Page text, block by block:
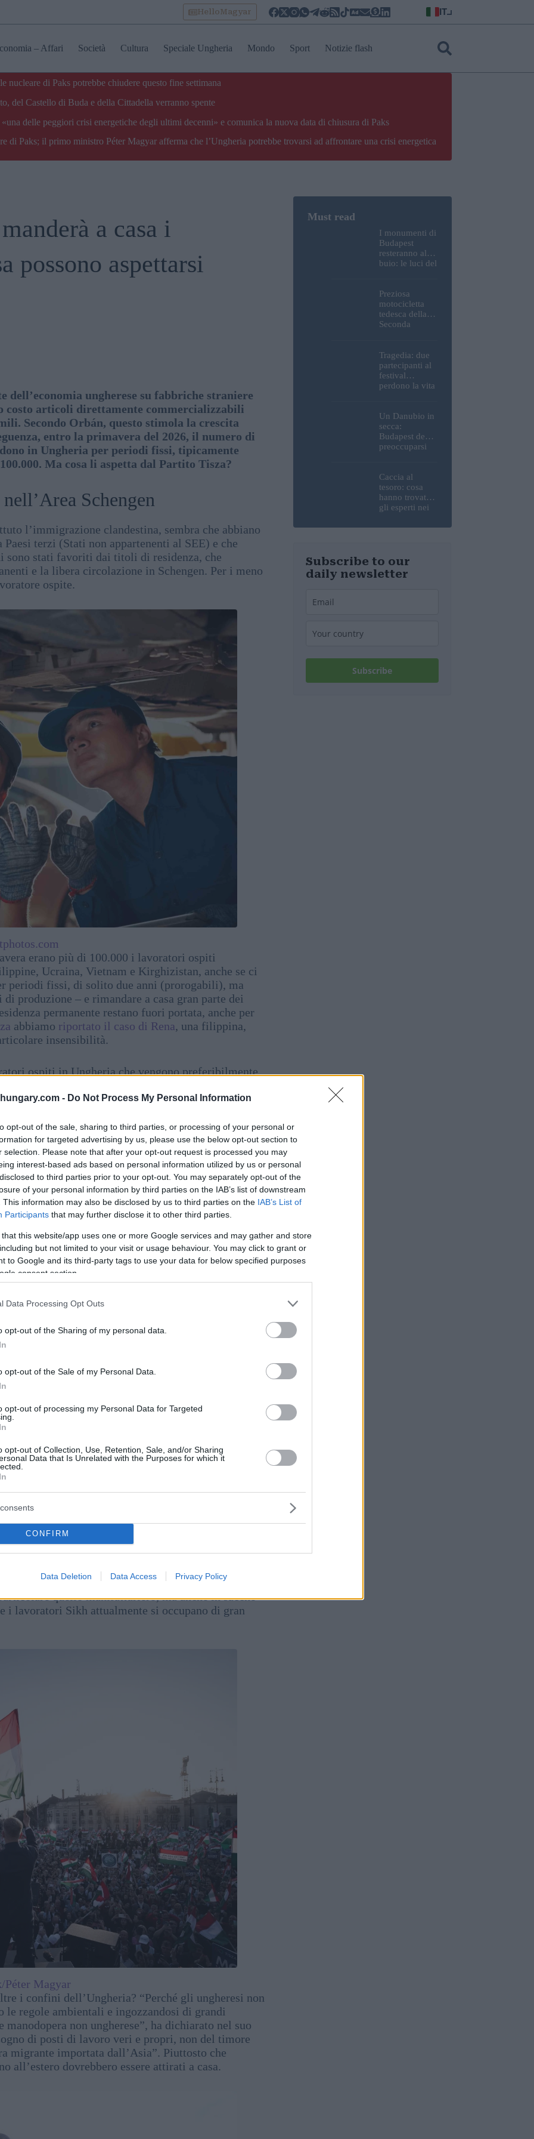
- Do Not Process My Personal Information
opt-out of the sale, sharing to third parties, or processing of your personal or
for targeted advertising by us, please use the below opt-out section to
selection. Please note that after your opt-out request is processed you may
interest-based ads based on personal information utilized by us or personal
to third parties prior to your opt-out. You may separately opt-out of the
of your personal information by third parties on the IAB’s list of downstream
This information may also be disclosed by us to third parties on the IAB’s List of
Participants that may further disclose it to other third parties.
that this website/app uses one or more Google services and may gather and store
but not limited to your visit or usage behaviour. You may click to grant or
to Google and its third-party tags to use your data for below specified purposes
consent section.
Data Processing Opt Outs
opt-out of the Sharing of my personal data.
opt-out of the Sale of my Personal Data.
opt-out of processing my Personal Data for Targeted
opt-out of Collection, Use, Retention, Sale, and/or Sharing
Data that Is Unrelated with the Purposes for which it
CONFIRM
Data Deletion Data Access Privacy Policy
HelloMagyar IT
– Affari Società Cultura Speciale Ungheria Mondo Sport Notizie flash
nucleare di Paks potrebbe chiudere questo fine settimana
del Castello di Buda e della Cittadella verranno spente
delle peggiori crisi energetiche degli ultimi decenni» e comunica la nuova data di chiusura di Paks
di Paks; il primo ministro Péter Magyar afferma che l’Ungheria potrebbe trovarsi ad affrontare una crisi energetica
a casa i
possono aspettarsi
ungherese su fabbriche straniere
costo articoli direttamente commercializzabili
Secondo Orbán, questo stimola la crescita
entro la primavera del 2026, il numero di
in Ungheria per periodi fissi, tipicamente
Ma cosa li aspetta dal Partito Tisza?
Schengen
l’immigrazione clandestina, sembra che abbiano
terzi (Stati non appartenenti al SEE) e che
sono stati favoriti dai titoli di residenza, che
e la libera circolazione in Schengen. Per i meno
ospite.
erano più di 100.000 i lavoratori ospiti
Ucraina, Vietnam e Kirghizistan, anche se ci
periodi fissi, di solito due anni (prorogabili), ma
produzione – e rimandare a casa gran parte dei
permanente restano fuori portata, anche per
abbiamo riportato il caso di Rena, una filippina,
insensibilità.
ospiti in Ungheria che vengono preferibilmente
occidentale. Questo ha portato, ad esempio, le
lancia un severo
ha affrontato il tema dei lavoratori domestici ospiti
salito al potere, avrebbe imposto uno stop totale
Paesi extra UE a partire dal 1° giugno fino a
vietnamiti, indiani e altri per un periodo
100.000 persone entro due o tre anni. Tale
quello manifatturiero, ma anche in sacche
i lavoratori Sikh attualmente si occupano di gran
Péter Magyar
i confini dell’Ungheria? “Perché gli ungheresi non
le regole ambientali e ingozzandosi di grandi
non ungherese”, ha dichiarato nel suo
di posti di lavoro veri e propri, non del timore
migrante importata dall’Asia”. Piuttosto che
all’estero dovrebbero essere attirati a casa.
I monumenti di
Budapest
resteranno al
buio: le luci del
Buda e della
Cittadella
verranno
spente
Preziosa
motocicletta
tedesca della
Seconda
umani ed
esplosivi
recuperati dal
Danubio a
Tragedia: due
partecipanti al
festival
perdono la vita
Ungheria
Un Danubio in
secca:
Budapest deve
preoccuparsi
mento idrico?
Un esperto
mette in luce
un fatto
Caccia al
tesoro: cosa
hanno trovato
gli esperti nei
motocicletta
Danubio a
Budapest –
foto
Subscribe to our
daily newsletter
Subscribe